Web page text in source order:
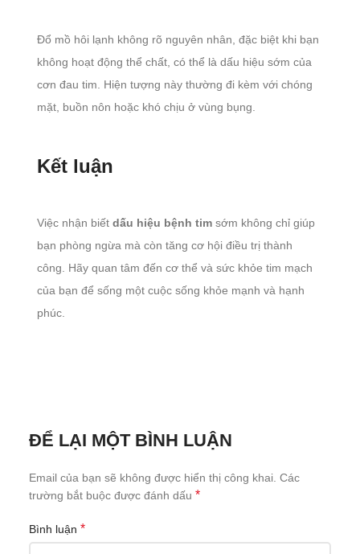
Đổ mồ hôi lạnh không rõ nguyên nhân, đặc biệt khi bạn
không hoạt động thể chất, có thể là dấu hiệu sớm của
cơn đau tim. Hiện tượng này thường đi kèm với chóng
mặt, buồn nôn hoặc khó chịu ở vùng bụng.
Kết luận
Việc nhận biết dấu hiệu bệnh timsớm không chỉ giúp
bạn phòng ngừa mà còn tăng cơ hội điều trị thành
công. Hãy quan tâm đến cơ thể và sức khỏe tim mạch
của bạn để sống một cuộc sống khỏe mạnh và hạnh
phúc.
ĐỂ LẠI MỘT BÌNH LUẬN
Email của bạn sẽ không được hiển thị công khai. Các
trường bắt buộc được đánh dấu *
Bình luận *